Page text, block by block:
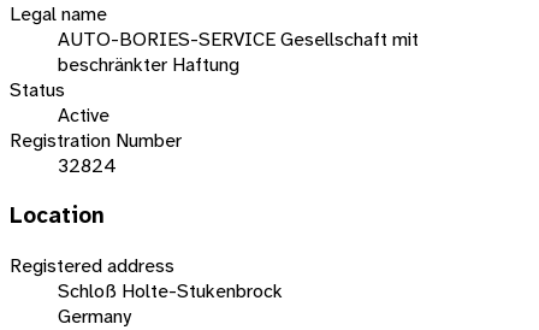
Legal name
AUTO-BORIES-SERVICE Gesellschaft mit
beschränkter Haftung
Status
Active
Registration Number
32824
Location
Registered address
Schloß Holte-Stukenbrock
Germany